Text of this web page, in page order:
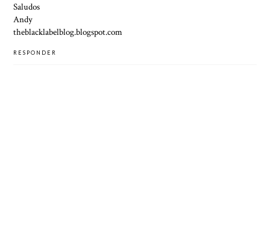
Saludos
Andy
theblacklabelblog.blogspot.com
RESPONDER